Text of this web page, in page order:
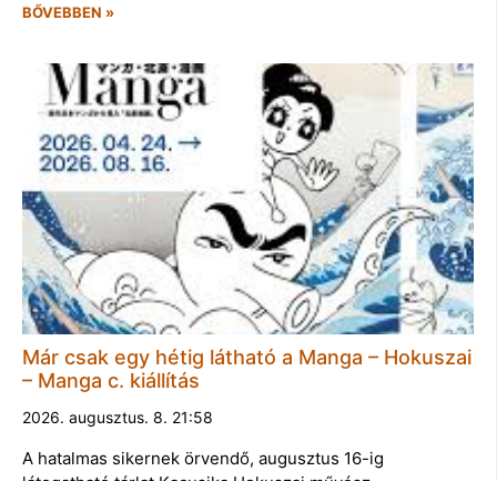
BŐVEBBEN »
Már csak egy hétig látható a Manga – Hokuszai
– Manga c. kiállítás
2026. augusztus. 8. 21:58
A hatalmas sikernek örvendő, augusztus 16-ig